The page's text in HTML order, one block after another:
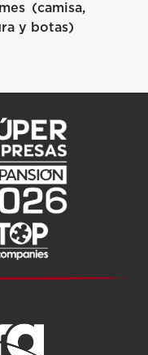
(camisa,
y botas)